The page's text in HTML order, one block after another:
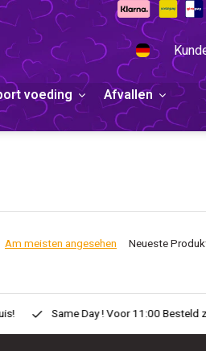
voeding
Afvallen
Am meisten angesehen Neueste
zelfde dag in Huis Voor 23:00